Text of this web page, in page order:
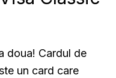
doua! Cardul de
un card care